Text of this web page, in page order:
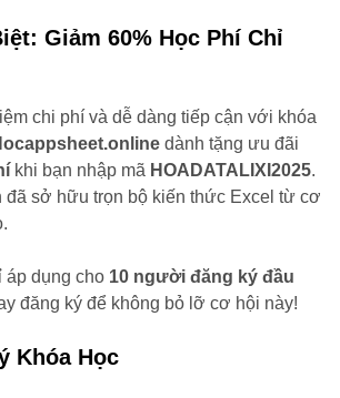
Giảm 60% Học Phí Chỉ
chi phí và dễ dàng tiếp cận với khóa
dành tặng ưu đãi
khi bạn nhập mã HOADATALIXI2025.
đã sở hữu trọn bộ kiến thức Excel từ cơ
áp dụng cho 10 người đăng ký đầu
đăng ký để không bỏ lỡ cơ hội này!
Khóa Học